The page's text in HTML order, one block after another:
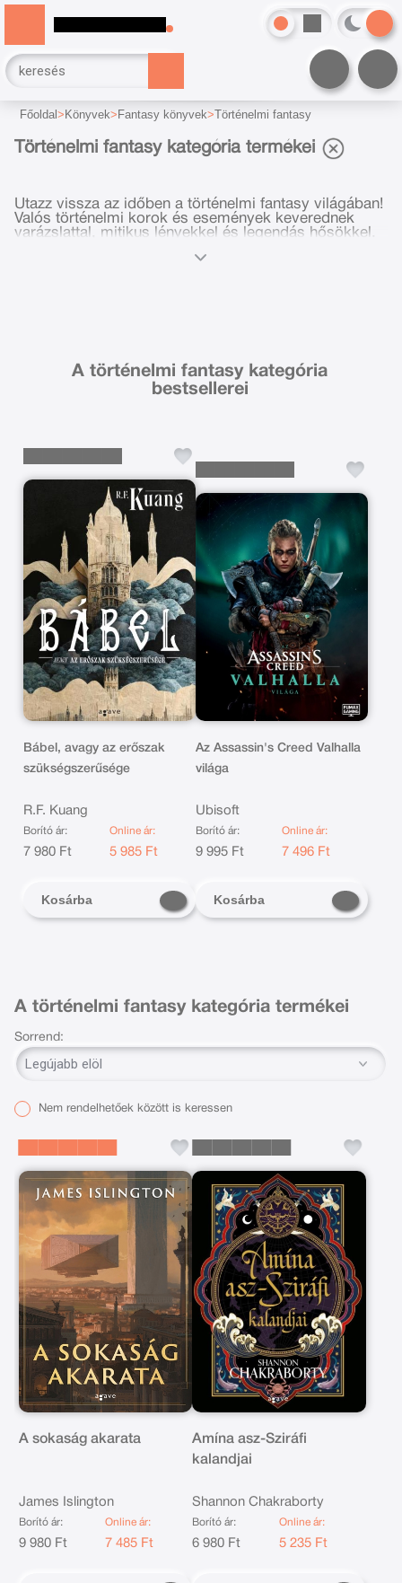
Főoldal Könyvek Fantasy könyvek Történelmi fantasy
Történelmi fantasy kategória termékei
Utazz vissza az időben a történelmi fantasy világában!
Valós történelmi korok és események keverednek
varázslattal, mitikus lényekkel és legendás hősökkel.
képzelőerő találkozik. Ha szereted az izgalmas,
A történelmi fantasy kategória
bestsellerei
Bábel, avagy az erőszak
szükségszerűsége
R.F. Kuang
Borító ár:
7 980 Ft
Online ár:
5 985 Ft
Kosárba
Az Assassin's Creed Valhalla
világa
Ubisoft
Borító ár:
9 995 Ft
Online ár:
7 496 Ft
Kosárba
A történelmi fantasy kategória termékei
Sorrend:
Nem rendelhetőek között is keressen
A sokaság akarata
James Islington
Borító ár:
9 980 Ft
Online ár:
7 485 Ft
Amína asz-Sziráfi
kalandjai
Shannon Chakraborty
Borító ár:
6 980 Ft
Online ár:
5 235 Ft